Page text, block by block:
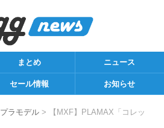
まとめ ニュース
セール情報 お知らせ
プラモデル > 【MXF】PLAMAX「コレッ